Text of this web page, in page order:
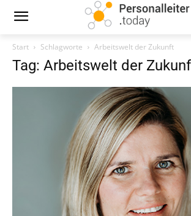
Start Schlagworte Arbeitswelt der Zukunft
Tag: Arbeitswelt der